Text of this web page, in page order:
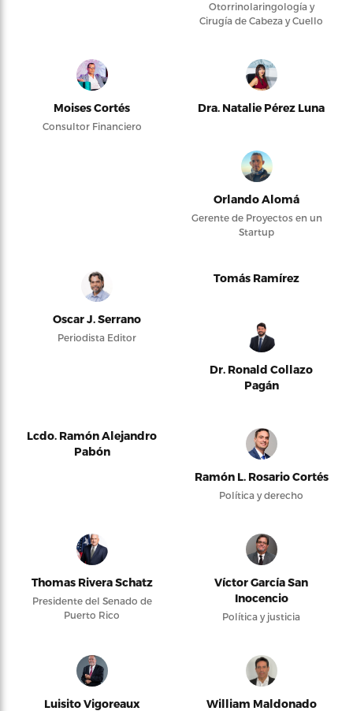
Otorrinolaringología y
Cirugía de Cabeza y Cuello
Moises Cortés
Consultor Financiero
Dra. Natalie Pérez Luna
Orlando Alomá
Gerente de Proyectos en un
Startup
Oscar J. Serrano
Periodista Editor
Tomás Ramírez
Dr. Ronald Collazo
Pagán
Lcdo. Ramón Alejandro
Pabón
Ramón L. Rosario Cortés
Política y derecho
Thomas Rivera Schatz
Presidente del Senado de
Puerto Rico
Víctor García San
Inocencio
Política y justicia
Luisito Vigoreaux William Maldonado